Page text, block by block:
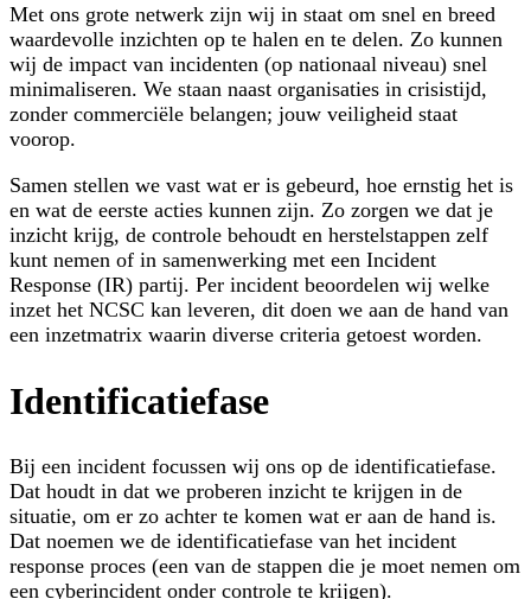
Met ons grote netwerk zijn wij in staat om snel en breed
waardevolle inzichten op te halen en te delen. Zo kunnen
wij de impact van incidenten (op nationaal niveau) snel
minimaliseren. We staan naast organisaties in crisistijd,
zonder commerciële belangen; jouw veiligheid staat
voorop.
Samen stellen we vast wat er is gebeurd, hoe ernstig het is
en wat de eerste acties kunnen zijn. Zo zorgen we dat je
inzicht krijg, de controle behoudt en herstelstappen zelf
kunt nemen of in samenwerking met een Incident
Response (IR) partij. Per incident beoordelen wij welke
inzet het NCSC kan leveren, dit doen we aan de hand van
een inzetmatrix waarin diverse criteria getoest worden.
Identificatiefase
Bij een incident focussen wij ons op de identificatiefase.
Dat houdt in dat we proberen inzicht te krijgen in de
situatie, om er zo achter te komen wat er aan de hand is.
Dat noemen we de identificatiefase van het incident
response proces (een van de stappen die je moet nemen om
een cyberincident onder controle te krijgen).